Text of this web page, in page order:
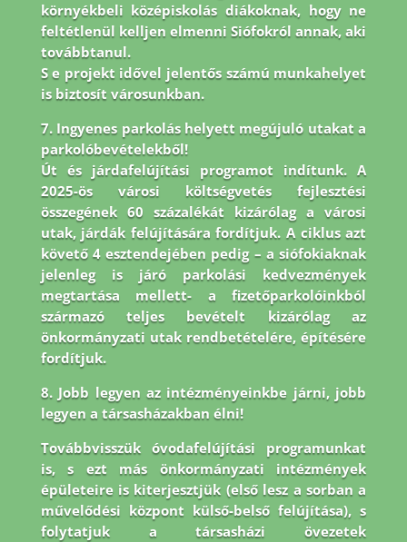
környékbeli középiskolás diákoknak, hogy ne
feltétlenül kelljen elmenni Siófokról annak, aki
továbbtanul.
S e projekt idővel jelentős számú munkahelyet
is biztosít városunkban.
7. Ingyenes parkolás helyett megújuló utakat a
parkolóbevételekből!
Út és járdafelújítási programot indítunk. A
2025-ös városi költségvetés fejlesztési
összegének 60 százalékát kizárólag a városi
utak, járdák felújítására fordítjuk. A ciklus azt
követő 4 esztendejében pedig – a siófokiaknak
jelenleg is járó parkolási kedvezmények
megtartása mellett- a fizetőparkolóinkból
származó teljes bevételt kizárólag az
önkormányzati utak rendbetételére, építésére
fordítjuk.
8. Jobb legyen az intézményeinkbe járni, jobb
legyen a társasházakban élni!
Továbbvisszük óvodafelújítási programunkat
is, s ezt más önkormányzati intézmények
épületeire is kiterjesztjük (első lesz a sorban a
művelődési központ külső-belső felújítása), s
folytatjuk a társasháziövezetek